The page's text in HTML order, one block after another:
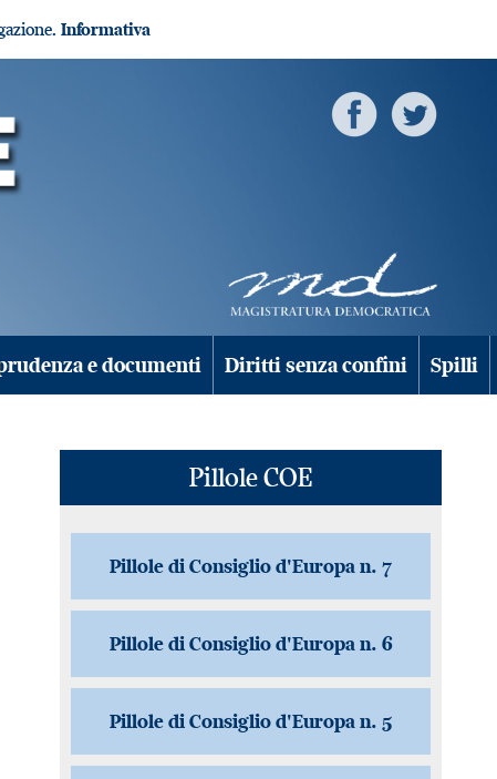
Informativa
e documenti Diritti senza confini Spilli
Pillole COE
Pillole di Consiglio d'Europa n. 7
Pillole di Consiglio d'Europa n. 6
Pillole di Consiglio d'Europa n. 5